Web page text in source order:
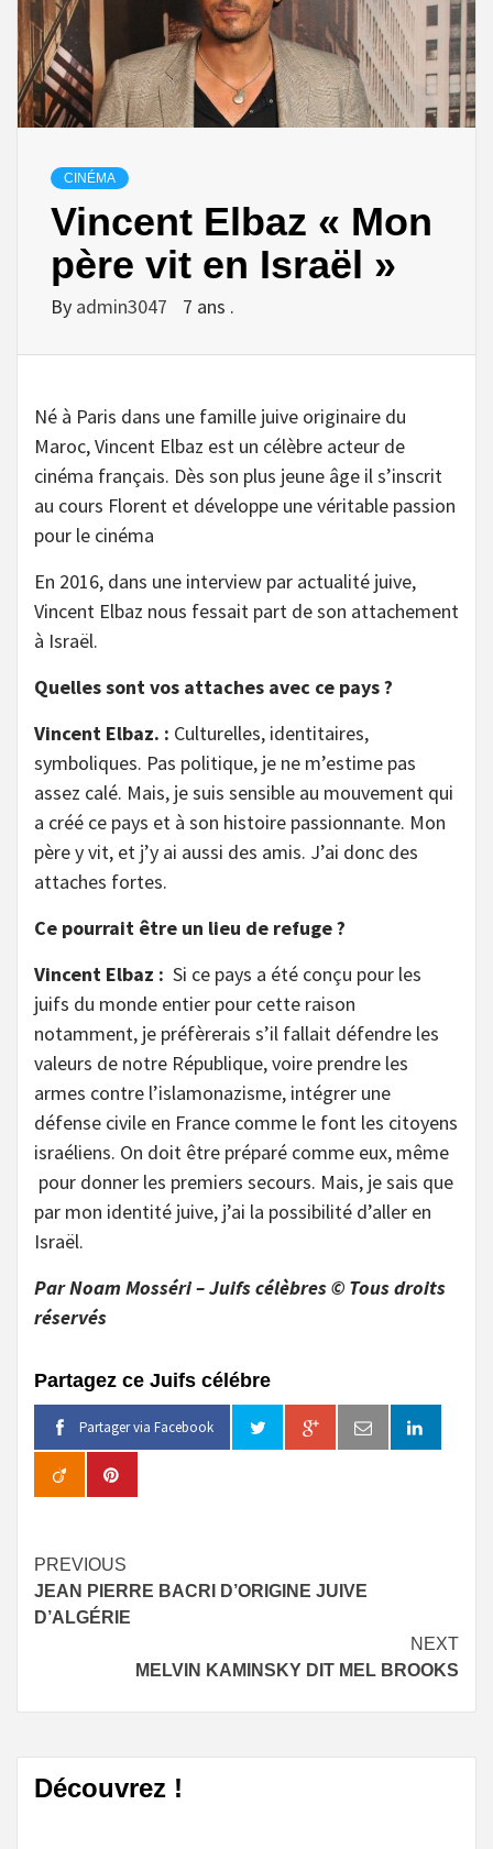
CINÉMA
Vincent Elbaz « Mon
père vit en Israël »
By admin3047 7 ans .
Né à Paris dans une famille juive originaire du
Maroc, Vincent Elbaz est un célèbre acteur de
cinéma français. Dès son plus jeune âge il s’inscrit
au cours Florent et développe une véritable passion
pour le cinéma
En 2016, dans une interview par actualité juive,
Vincent Elbaz nous fessait part de son attachement
à Israël.
Quelles sont vos attaches avec ce pays ?
Vincent Elbaz. : Culturelles, identitaires,
symboliques. Pas politique, je ne m’estime pas
assez calé. Mais, je suis sensible au mouvement qui
a créé ce pays et à son histoire passionnante. Mon
père y vit, et j’y ai aussi des amis. J’ai donc des
attaches fortes.
Ce pourrait être un lieu de refuge ?
Vincent Elbaz : Si ce pays a été conçu pour les
juifs du monde entier pour cette raison
notamment, je préfèrerais s’il fallait défendre les
valeurs de notre République, voire prendre les
armes contre l’islamonazisme, intégrer une
défense civile en France comme le font les citoyens
israéliens. On doit être préparé comme eux, même
pour donner les premiers secours. Mais, je sais que
par mon identité juive, j’ai la possibilité d’aller en
Israël.
Par Noam Mosséri – Juifs célèbres © Tous droits
réservés
Partagez ce Juifs célébre
Partager via Facebook
Continue
Reading
PREVIOUS
JEAN PIERRE BACRI D’ORIGINE JUIVE
D’ALGÉRIE
NEXT
MELVIN KAMINSKY DIT MEL BROOKS
Découvrez !